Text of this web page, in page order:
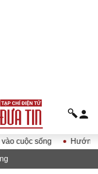
Hướng tới Đại hội